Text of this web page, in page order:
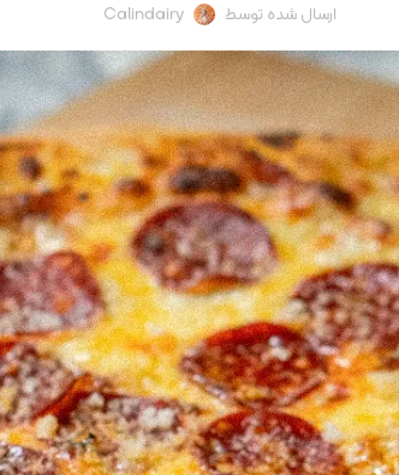
ارسال شده توسط Calindairy